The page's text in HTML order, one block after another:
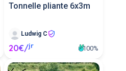
Tonnelle pliante 6x3m
Ludwig C
20€/jr 100%